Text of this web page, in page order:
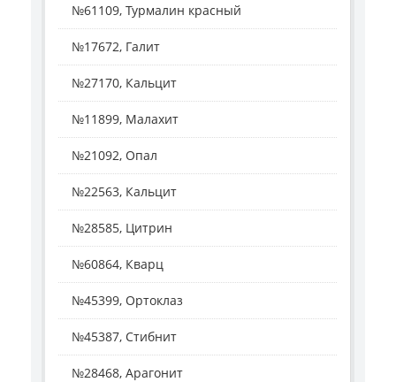
№61109, Турмалин красный
№17672, Галит
№27170, Кальцит
№11899, Малахит
№21092, Опал
№22563, Кальцит
№28585, Цитрин
№60864, Кварц
№45399, Ортоклаз
№45387, Стибнит
№28468, Арагонит